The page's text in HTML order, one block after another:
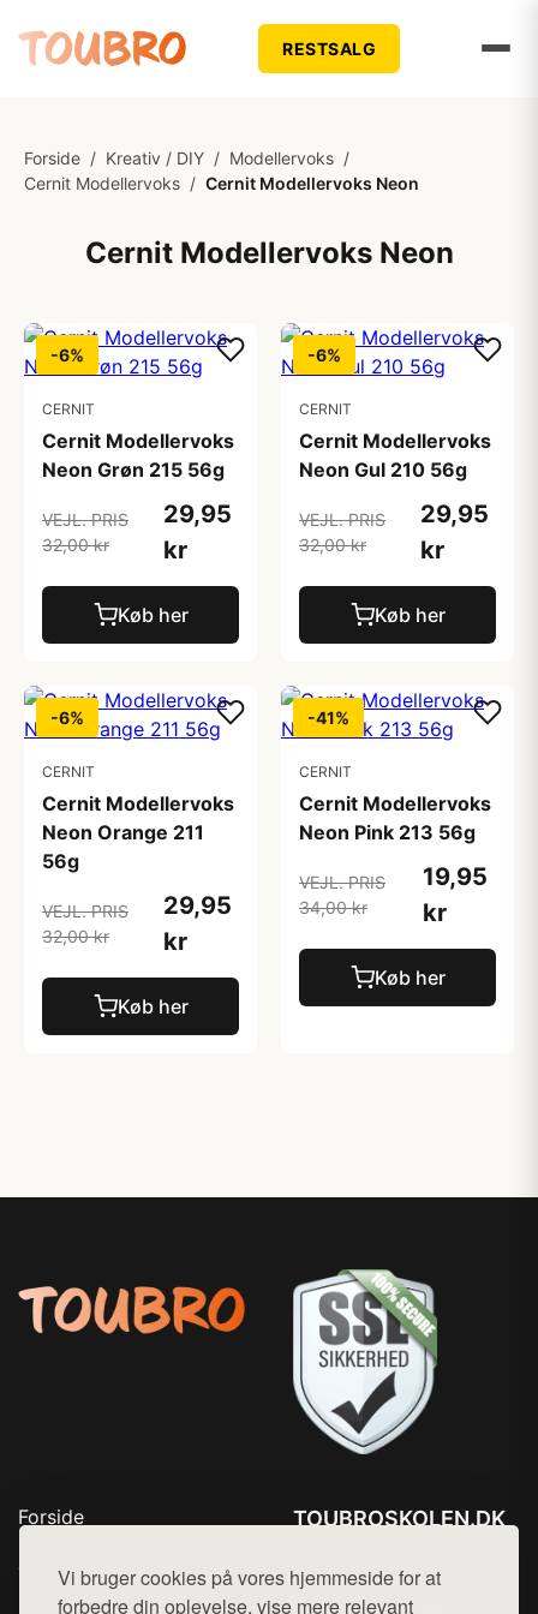
Vi bruger cookies på vores hjemmeside for at
forbedre din oplevelse, vise mere relevant
RESTSALG
Forside / Kreativ / DIY / Modellervoks /
Cernit Modellervoks / Cernit Modellervoks Neon
Cernit Modellervoks Neon
-6%
CERNIT
Cernit Modellervoks
Neon Grøn 215 56g
VEJL. PRIS
32,00 kr
29,95
kr
Køb her
-6%
CERNIT
Cernit Modellervoks
Neon Gul 210 56g
VEJL. PRIS
32,00 kr
29,95
kr
Køb her
-6%
CERNIT
Cernit Modellervoks
Neon Orange 211
56g
VEJL. PRIS
32,00 kr
29,95
kr
Køb her
-41%
CERNIT
Cernit Modellervoks
Neon Pink 213 56g
VEJL. PRIS
34,00 kr
19,95
kr
Køb her
Forside
Top Rabatter
Blog
TOUBROSKOLEN.DK
Mail: hej@want.dk